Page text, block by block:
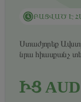
ԲԱՑՎԱԾ Է
Ստաժյորեք
նրա հիասքանչ
ԻՑ AUD